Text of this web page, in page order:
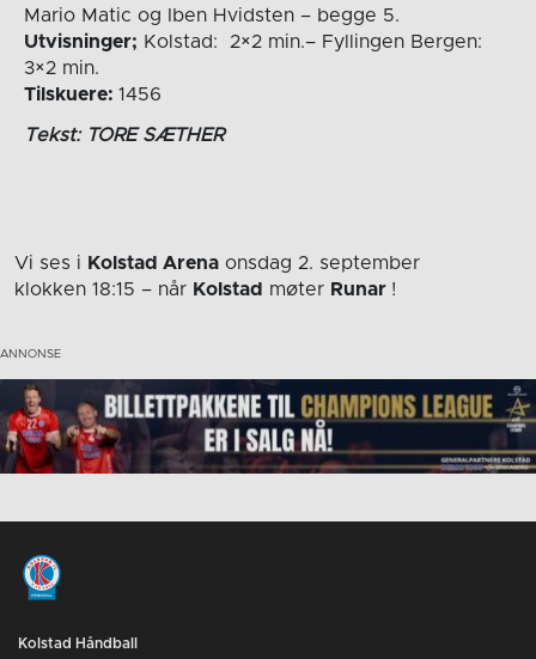
Mario Matic og Iben Hvidsten – begge 5.
Utvisninger; Kolstad: 2×2 min.– Fyllingen Bergen:
3×2 min.
Tilskuere: 1456
Tekst: TORE SÆTHER
Vi ses i Kolstad Arena onsdag 2. september
klokken 18:15 – når Kolstad møter Runar !
Kolstad Håndball